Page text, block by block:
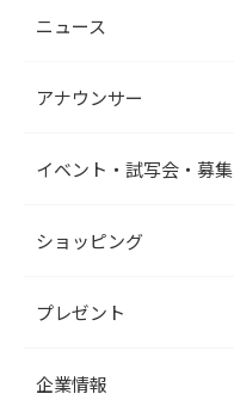
ニュース
アナウンサー
イベント・試写会・募集
ショッピング
プレゼント
企業情報